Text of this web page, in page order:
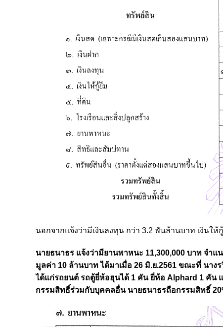
นอกจากแจ้งว่ามีเงินลงทุน กว่า 3.2 พันล้านบาท เงินใ
นายธนาธร แจ้งว่ามียานพาหนะ 11,300,000 บาท จำ
มูลค่า 10 ล้านบาท ได้มาเมื่อ 26 มิ.ย.2561 ขณะที่ นา
ได้แก่รถยนต์ รถตู้ยี่ห้อฮุนได้ 1 คัน ยี่ห้อ Alphard 1 คัน
กรรมสิทธิ์ร่วมกับบุคคลอื่น นายธนาธรถือกรรมสิทธิ์